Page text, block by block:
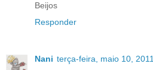
Beijos
Responder
Nani terça-feira, maio 10, 2011